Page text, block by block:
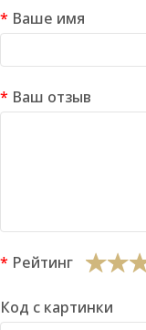
Ваше имя
Ваш отзыв
Рейтинг
Код с картинки